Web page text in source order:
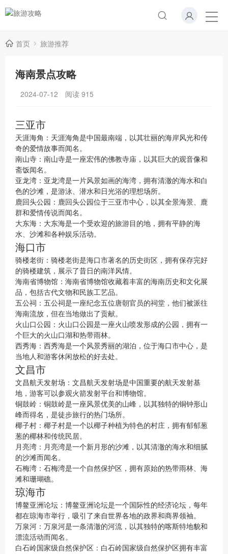
首页 旅游推荐
海南景点攻略
2024-07-12 阅读 915
三亚市
天涯海角：天涯海角是中国最南端，以其壮丽的海岸风光和传
奇的爱情故事而闻名。
南山寺：南山寺是一座宏伟的佛教寺庙，以其巨大的观音像和
斋饭闻名。
亚龙湾：亚龙湾是一片风景如画的海湾，拥有清澈的海水和白
色的沙滩，是游泳、潜水和日光浴的理想场所。
鹿回头公园：鹿回头公园位于三亚市中心，以其全景海景、鹿
群和爱情传说而闻名。
大东海：大东海是一个受欢迎的旅游目的地，拥有平静的海
水、沙滩和各种娱乐活动。
海口市
骑楼老街：骑楼老街是海口市著名的历史街区，拥有保存完好
的骑楼建筑，展示了昔日的南洋风情。
海南省博物馆：海南省博物馆收藏着丰富的海南历史和文化展
品，包括古代文物和民族工艺品。
五公祠：五公祠是一座纪念五位唐朝官员的祠堂，他们被派往
海南流放，但在当地做出了贡献。
火山口公园：火山口公园是一座火山喷发形成的公园，拥有一
个巨大的火山口湖和热带雨林。
西秀海：西秀海是一个风景秀丽的湖泊，位于海口市中心，是
当地人和游客休闲放松的好去处。
文昌市
文昌航天发射场：文昌航天发射场是中国重要的航天发射基
地，游客可以参观火箭发射平台和博物馆。
铜鼓岭：铜鼓岭是一座风景优美的山峰，以其独特的铜钟形山
峰而得名，是徒步旅行的热门场所。
椰子村：椰子村是一个以椰子种植为特色的村庄，拥有郁郁葱
葱的椰林和传统民居。
月亮湾：月亮湾是一个新月形的沙滩，以其清澈的海水和细腻
的沙滩而闻名。
石梅湾：石梅湾是一个自然保护区，拥有原始的热带雨林、海
滩和珊瑚礁。
琼海市
博鳌亚洲论坛：博鳌亚洲论坛是一个国际性的经济论坛，每年
都在琼海市举行，吸引了来自世界各地的政界和商界领袖。
万泉河：万泉河是一条清澈的河流，以其独特的喀斯特地貌和
漂流活动而闻名。
白石岭国家级自然保护区：白石岭国家级自然保护区拥有丰富